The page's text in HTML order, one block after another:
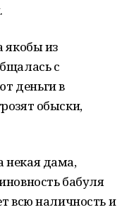
якобы из
с
деньги в
обыски,
некая дама,
бабуля
всю наличность и